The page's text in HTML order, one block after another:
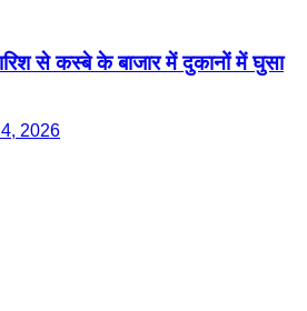
से कस्बे के बाजार में दुकानों में घुसा
2026